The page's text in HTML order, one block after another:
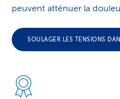
peuvent atténuer la
SOULAGER LES TENSIONS